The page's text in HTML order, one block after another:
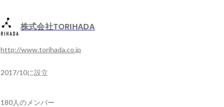
株式会社TORIHADA
http://www.torihada.co.jp
2017/10に設立
180人のメンバー